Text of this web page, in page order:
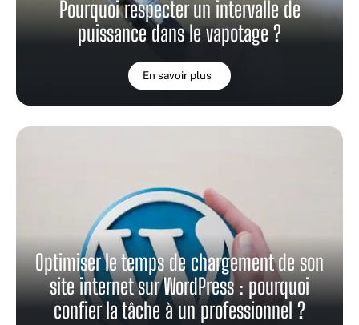
Pourquoi respecter un intervalle de
puissance dans le vapotage ?
En savoir plus
Optimiser le temps de chargement de son
site internet sur WordPress : pourquoi
confier la tâche à un professionnel ?